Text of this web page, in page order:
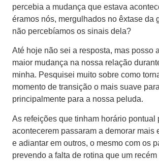
percebia a mudança que estava
éramos nós, mergulhados no êxtase da
não percebíamos os sinais dela?
Até hoje não sei a resposta, mas posso
maior mudança na nossa relação
minha. Pesquisei muito sobre como
momento de transição o mais suave
principalmente para a nossa peluda.
As refeições que tinham horário pontual
acontecerem passaram a demorar mais
e adiantar em outros, o mesmo com os
prevendo a falta de rotina que um